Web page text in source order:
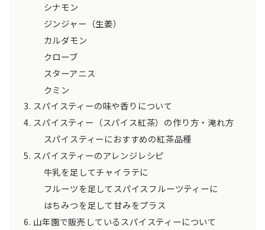
シナモン
ジンジャー（生姜）
カルダモン
クローブ
スターアニス
クミン
スパイスティーの味や香りについて
スパイスティー（スパイス紅茶）の作り方・淹れ方
スパイスティーにおすすめの紅茶品種
スパイスティーのアレンジレシピ
牛乳を足してチャイラテに
フルーツを足してスパイスフルーツティーに
はちみつを足して甘みをプラス
山年園で販売しているスパイスティーについて